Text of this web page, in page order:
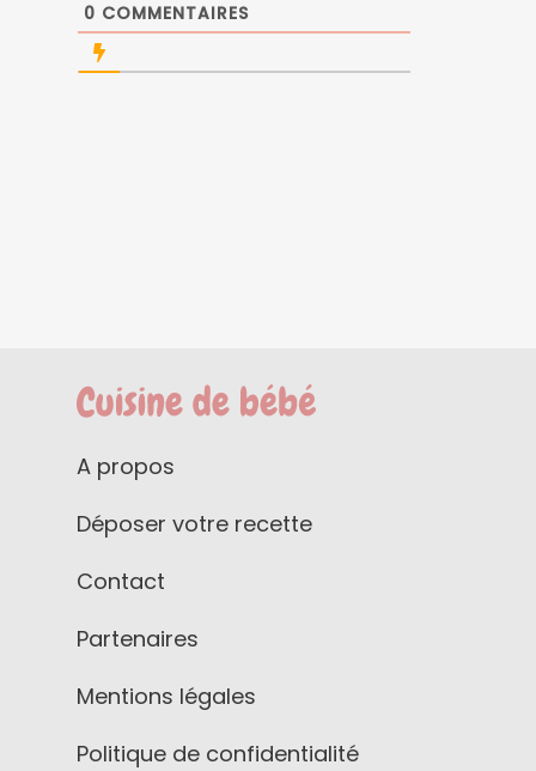
0 COMMENTAIRES
A propos
Déposer votre recette
Contact
Partenaires
Mentions légales
Politique de confidentialité